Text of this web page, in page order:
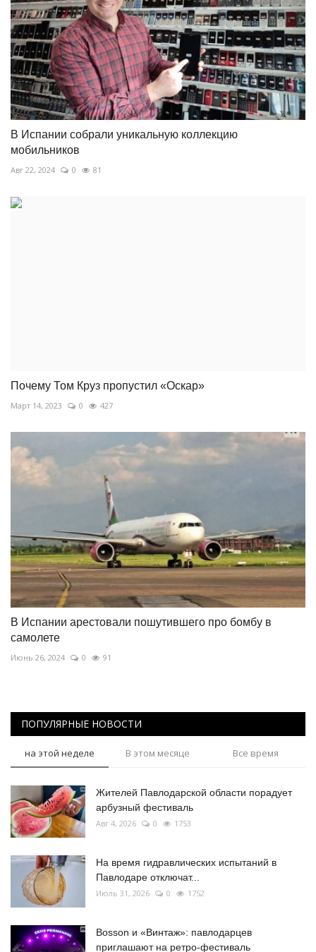
В Испании собрали уникальную коллекцию
мобильников
Авг 22, 2024 0 81
Почему Том Круз пропустил «Оскар»
Март 14, 2023 0 427
В Испании арестовали пошутившего про бомбу в
самолете
Июнь 26, 2024 0 91
ПОПУЛЯРНЫЕ НОВОСТИ
на этой неделе В этом месяце Все время
Жителей Павлодарской области порадует
арбузный фестиваль
Авг 4, 2026 0 1753
На время гидравлических испытаний в
Павлодаре отключат...
Июль 31, 2026 0 1752
Bosson и «Винтаж»: павлодарцев
приглашают на ретро-фестиваль